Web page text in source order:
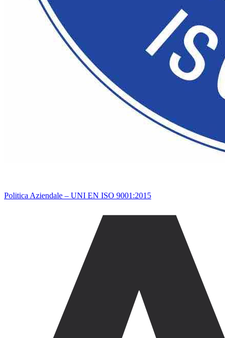
Politica Aziendale – UNI EN ISO 9001:2015